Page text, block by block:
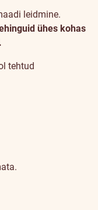
leidmine.
ühes kohas
tehtud